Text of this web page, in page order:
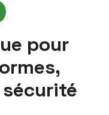
pour